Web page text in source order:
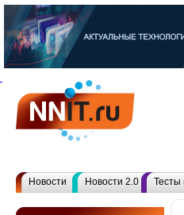
Новости Новости 2.0 Тесты